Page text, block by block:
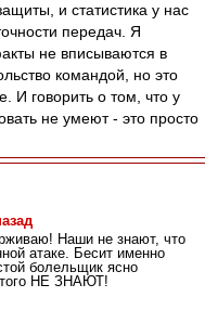
и статистика у нас
передач. Я
не вписываются в
командой, но это
И говорить о том, что у
не умеют - это просто
Наши не знают, что
атаке. Бесит именно
болельщик ясно
НЕ ЗНАЮТ!